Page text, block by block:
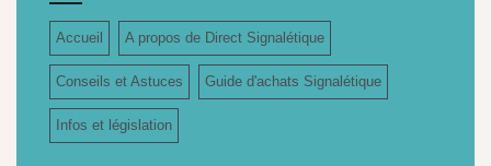
Accueil A propos de Direct Signalétique
Conseils et Astuces Guide d'achats Signalétique
Infos et législation